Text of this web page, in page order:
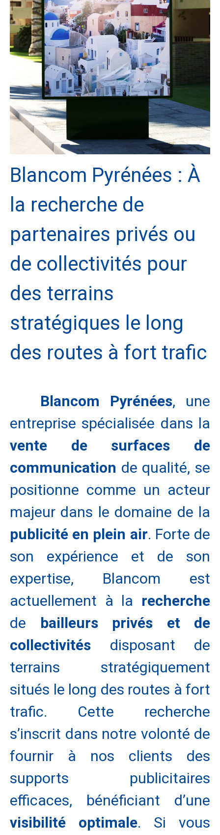
Blancom Pyrénées : À
la recherche de
partenaires privés ou
de collectivités pour
des terrains
stratégiques le long
des routes à fort trafic
Blancom Pyrénées, une
entreprise spécialisée dans la
vente de surfaces de
communication de qualité, se
positionne comme un acteur
majeur dans le domaine de la
publicité en plein air. Forte de
son expérience et de son
expertise, Blancom est
actuellement à la recherche
de bailleurs privés et de
collectivités disposant de
terrains stratégiquement
situés le long des routes à fort
trafic. Cette recherche
s’inscrit dans notre volonté de
fournir à nos clients des
supports publicitaires
efficaces, bénéficiant d’une
visibilité optimale. Si vous